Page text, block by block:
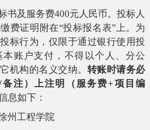
书及服务费400元人民币。投标人
费证明附在“投标报名表”上。为
标行为，仅限于通过银行使用投
账户支付，不得以个人、分公
机构的名义交纳。 转账时请务必
备注）上注明（服务费+项目编
息如下：
州工程学院